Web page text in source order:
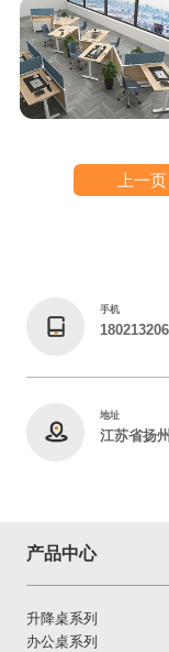
上一页
手机
地址
江苏省扬
产品中心
升降桌系列
办公桌系列